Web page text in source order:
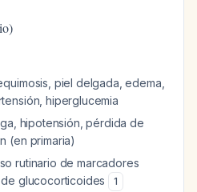
piel delgada, edema,
hiperglucemia
hipotensión, pérdida de
(en primaria)
rutinario de marcadores
glucocorticoides
1